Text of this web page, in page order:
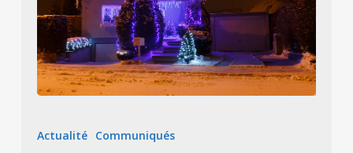
sur
Actualité Communiqués